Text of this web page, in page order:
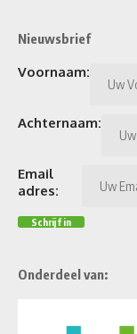
Nieuwsbrief
Voornaam:
Achternaam:
Email
adres:
Onderdeel van: